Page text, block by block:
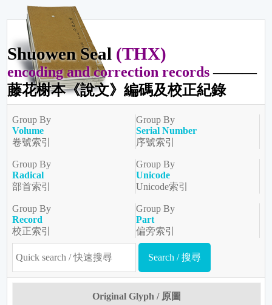
Shuowen Seal (THX)
encoding and correction records ———
藤花榭本《說文》編碼及校正紀錄
Group By
Volume
卷號索引
Group By
Serial Number
序號索引
Group By
Radical
部首索引
Group By
Unicode
Unicode索引
Group By
Record
校正索引
Group By
Part
偏旁索引
Original Glyph / 原圖